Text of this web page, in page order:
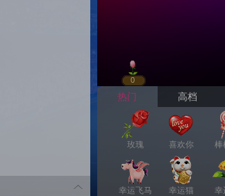
0
热门 高档
玫瑰 喜欢你 棒
幸运飞马 幸运猫 幸